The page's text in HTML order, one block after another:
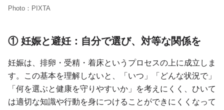
Photo：PIXTA
① 妊娠と避妊：自分で選び、対等な関係を
妊娠は、排卵・受精・着床というプロセスの上に成立しま
す。この基本を理解しないと、「いつ」「どんな状況で」
「何を選ぶと健康を守りやすいか」を考えにくく、ひいて
は適切な知識や行動を身につけることができにくくなって